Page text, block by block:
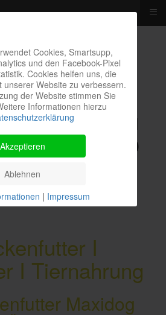
I Bestellung I
04385 900
9299
I
I Tiernahrung
Maxidog
Cookies, Smartsupp,
und den Facebook-Pixel
Cookies helfen uns, die
unserer Website zu verbessern.
der Website stimmen Sie
Informationen hierzu
Akzeptieren
Ablehnen
| Impressum
≡